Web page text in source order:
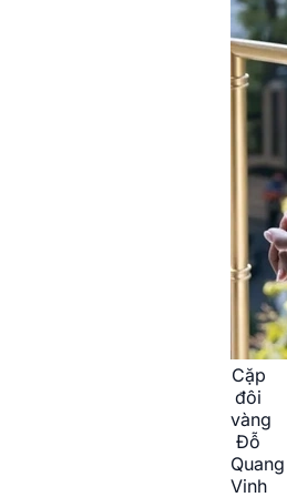
Cặp
đôi
vàng
Đỗ
Quang
Vinh